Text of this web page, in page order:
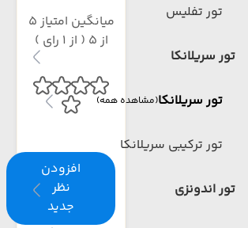
تور تفلیس
تور سریلانکا
تور سریلانکا(مشاهده همه)
تور ترکیبی سریلانکا
تور اندونزی
میانگین امتیاز 5
از 5 ( از 1 رای )
افزودن
نظر
جدید